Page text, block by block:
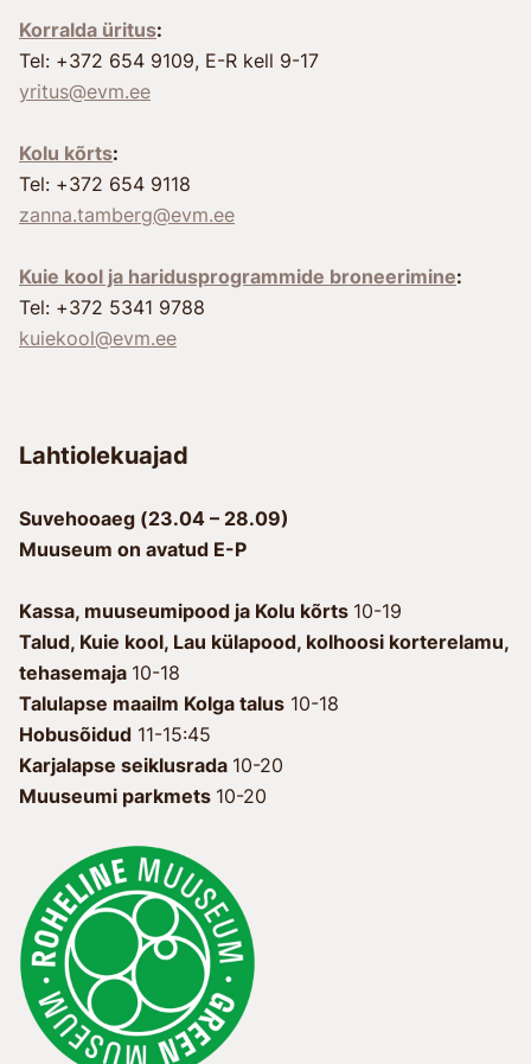
Korralda üritus:
Tel: +372 654 9109, E-R kell 9-17
yritus@evm.ee
Kolu kõrts:
Tel: +372 654 9118
zanna.tamberg@evm.ee
Kuie kool ja haridusprogrammide broneerimine:
Tel: +372 5341 9788
kuiekool@evm.ee
Lahtiolekuajad
Suvehooaeg (23.04 – 28.09)
Muuseum on avatud E-P
Kassa, muuseumipood ja Kolu kõrts 10-19
Talud, Kuie kool, Lau külapood, kolhoosi korterelamu,
tehasemaja 10-18
Talulapse maailm Kolga talus 10-18
Hobusõidud 11-15:45
Karjalapse seiklusrada 10-20
Muuseumi parkmets 10-20